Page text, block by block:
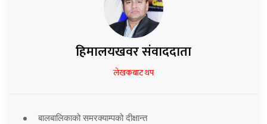
हिमालयखवर संवाददाता
लेखकबाट थप
बालबालिकाको समरक्याम्पको दीक्षान्त